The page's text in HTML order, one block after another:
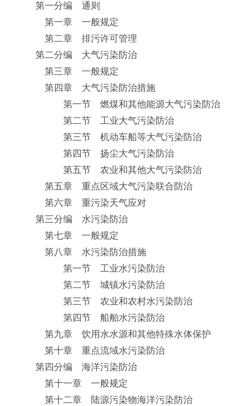
第一分编 通则
第一章 一般规定
第二章 排污许可管理
第二分编 大气污染防治
第三章 一般规定
第四章 大气污染防治措施
第一节 燃煤和其他能源大气污染防治
第二节 工业大气污染防治
第三节 机动车船等大气污染防治
第四节 扬尘大气污染防治
第五节 农业和其他大气污染防治
第五章 重点区域大气污染联合防治
第六章 重污染天气应对
第三分编 水污染防治
第七章 一般规定
第八章 水污染防治措施
第一节 工业水污染防治
第二节 城镇水污染防治
第三节 农业和农村水污染防治
第四节 船舶水污染防治
第九章 饮用水水源和其他特殊水体保护
第十章 重点流域水污染防治
第四分编 海洋污染防治
第十一章 一般规定
第十二章 陆源污染物海洋污染防治